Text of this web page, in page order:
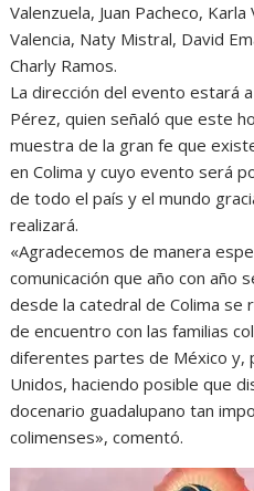
Valenzuela, Juan Pacheco,
Valencia, Naty Mistral, David
Charly Ramos.
La dirección del evento estará
Pérez, quien señaló que este
muestra de la gran fe que
en Colima y cuyo evento será
de todo el país y el mundo
realizará.
«Agradecemos de manera
comunicación que año con año
desde la catedral de Colima se
de encuentro con las familias
diferentes partes de México y,
Unidos, haciendo posible que
docenario guadalupano tan
colimenses», comentó.